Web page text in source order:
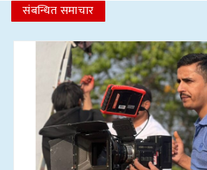
संबन्धित समाचार